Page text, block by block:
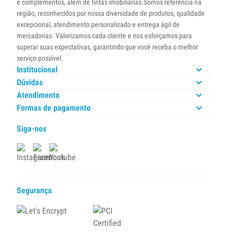
e complementos, além de tintas imobiliárias.Somos referência na
região, reconhecidos por nossa diversidade de produtos, qualidade
excepcional, atendimento personalizado e entrega ágil de
mercadorias. Valorizamos cada cliente e nos esforçamos para
superar suas expectativas, garantindo que você receba o melhor
serviço possível.
Institucional
Dúvidas
Atendimento
Formas de pagamento
Siga-nos
Segurança